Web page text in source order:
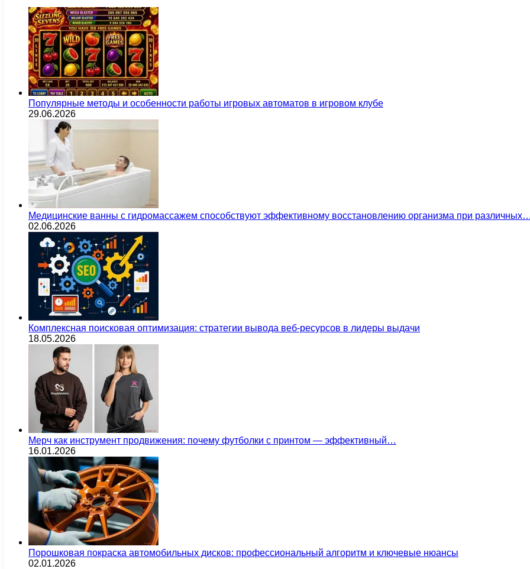
Популярные методы и особенности работы игровых автоматов в игровом клубе
29.06.2026
Медицинские ванны с гидромассажем способствуют эффективному восстановлению организма при
02.06.2026
Комплексная поисковая оптимизация: стратегии вывода веб-ресурсов в лидеры выдачи
18.05.2026
Мерч как инструмент продвижения: почему футболки с принтом — эффективный…
16.01.2026
Порошковая покраска автомобильных дисков: профессиональный алгоритм и ключевые нюансы
02.01.2026